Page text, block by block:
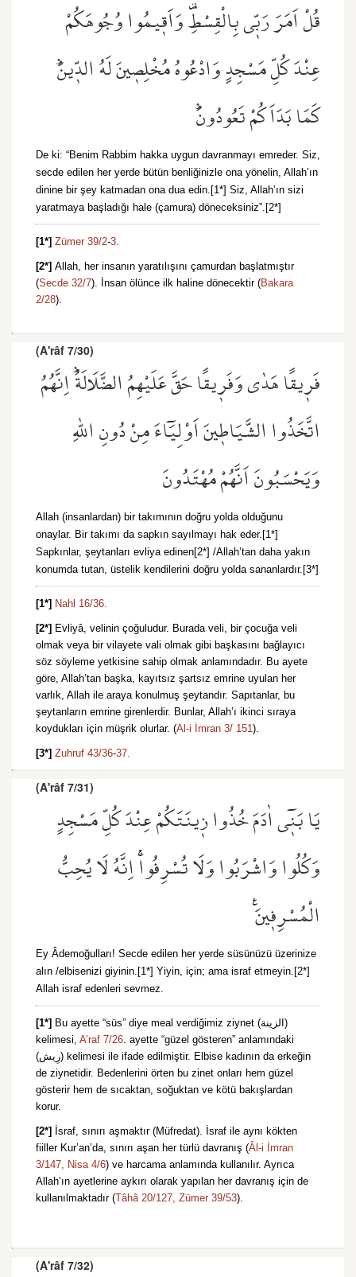
قُلْ اَمَرَ رَبّ۪ي بِالْقِسْطِ۠ وَاَق۪يمُوا وُجُوهَكُمْ
عِنْدَ كُلِّ مَسْجِدٍ وَادْعُوهُ مُخْلِص۪ينَ لَهُ الدّ۪ينَۜ
كَمَا بَدَاَكُمْ تَعُودُونَۜ
De ki: “Benim Rabbim hakka uygun davranmayı emreder. Siz,
secde edilen her yerde bütün benliğinizle ona yönelin, Allah’ın
dinine bir şey katmadan ona dua edin.[1*] Siz, Allah’ın sizi
yaratmaya başladığı hale (çamura) döneceksiniz”.[2*]
[1*] Zümer 39/2-3.
[2*] Allah, her insanın yaratılışını çamurdan başlatmıştır
(Secde 32/7). İnsan ölünce ilk haline dönecektir (Bakara
2/28).
(A'râf 7/30)
فَر۪يقًا هَدٰى وَفَر۪يقًا حَقَّ عَلَيْهِمُ الضَّلَالَةُۜ اِنَّهُمُ
اتَّخَذُوا الشَّيَاط۪ينَ اَوْلِيَٓاءَ مِنْ دُونِ اللّٰهِ
وَيَحْسَبُونَ اَنَّهُمْ مُهْتَدُونَ
Allah (insanlardan) bir takımının doğru yolda olduğunu
onaylar. Bir takımı da sapkın sayılmayı hak eder.[1*]
Sapkınlar, şeytanları evliya edinen[2*] /Allah’tan daha yakın
konumda tutan, üstelik kendilerini doğru yolda sananlardır.[3*]
[1*] Nahl 16/36.
[2*] Evliyâ, velinin çoğuludur. Burada veli, bir çocuğa veli
olmak veya bir vilayete vali olmak gibi başkasını bağlayıcı
söz söyleme yetkisine sahip olmak anlamındadır. Bu ayete
göre, Allah’tan başka, kayıtsız şartsız emrine uyulan her
varlık, Allah ile araya konulmuş şeytandır. Sapıtanlar, bu
şeytanların emrine girenlerdir. Bunlar, Allah’ı ikinci sıraya
koydukları için müşrik olurlar. (Al-i İmran 3/ 151).
[3*] Zuhruf 43/36-37.
(A'râf 7/31)
يَا بَن۪ٓي اٰدَمَ خُذُوا ز۪ينَتَكُمْ عِنْدَ كُلِّ مَسْجِدٍ
وَكُلُوا وَاشْرَبُوا وَلَا تُسْرِفُواۚ اِنَّهُ لَا يُحِبُّ
الْمُسْرِف۪ينَ۟
Ey Âdemoğulları! Secde edilen her yerde süsünüzü üzerinize
alın /elbisenizi giyinin.[1*] Yiyin, için; ama israf etmeyin.[2*]
Allah israf edenleri sevmez.
[1*] Bu ayette “süs” diye meal verdiğimiz ziynet (الزينة)
kelimesi, A’raf 7/26. ayette “güzel gösteren” anlamındaki
(رِيش) kelimesi ile ifade edilmiştir. Elbise kadının da erkeğin
de ziynetidir. Bedenlerini örten bu zinet onları hem güzel
gösterir hem de sıcaktan, soğuktan ve kötü bakışlardan
korur.
[2*]
İsraf, sınırı aşmaktır (Müfredat). İsraf ile aynı kökten
fiiller Kur’an’da, sınırı aşan her türlü davranış (Âl-i İmran
3/147, Nisa 4/6) ve harcama anlamında kullanılır. Ayrıca
Allah’ın ayetlerine aykırı olarak yapılan her davranış için de
kullanılmaktadır (Tâhâ 20/127, Zümer 39/53).
(A'râf 7/32)